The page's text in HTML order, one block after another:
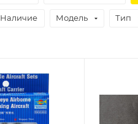
Наличие Модель Тип